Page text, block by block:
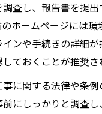
査し、報告書を提
ホームページには環
ンや手続きの詳細
ておくことが推奨さ
に関する法律や条
にしっかりと調査